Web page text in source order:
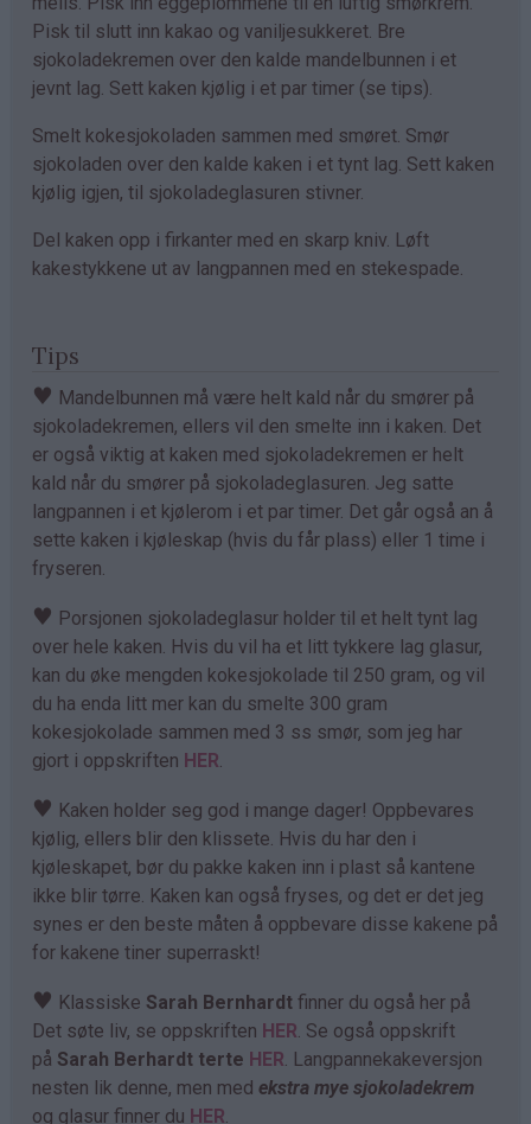
Pisk til slutt inn kakao og vaniljesukkeret. Bre
sjokoladekremen over den kalde mandelbunnen i et
jevnt lag. Sett kaken kjølig i et par timer (se tips).
Smelt kokesjokoladen sammen med smøret. Smør
sjokoladen over den kalde kaken i et tynt lag. Sett kaken
kjølig igjen, til sjokoladeglasuren stivner.
Del kaken opp i firkanter med en skarp kniv. Løft
kakestykkene ut av langpannen med en stekespade.
Tips
♥ Mandelbunnen må være helt kald når du smører på
sjokoladekremen, ellers vil den smelte inn i kaken. Det
er også viktig at kaken med sjokoladekremen er helt
kald når du smører på sjokoladeglasuren. Jeg satte
langpannen i et kjølerom i et par timer. Det går også an å
sette kaken i kjøleskap (hvis du får plass) eller 1 time i
fryseren.
♥ Porsjonen sjokoladeglasur holder til et helt tynt lag
over hele kaken. Hvis du vil ha et litt tykkere lag glasur,
kan du øke mengden kokesjokolade til 250 gram, og vil
du ha enda litt mer kan du smelte 300 gram
kokesjokolade sammen med 3 ss smør, som jeg har
gjort i oppskriften HER
♥ Kaken holder seg god i mange dager! Oppbevares
kjølig, ellers blir den klissete. Hvis du har den i
kjøleskapet, bør du pakke kaken inn i plast så kantene
ikke blir tørre. Kaken kan også fryses, og det er det jeg
synes er den beste måten å oppbevare disse kakene på
for kakene tiner superraskt!
♥ Klassiske Sarah Bernhardt finner du også her på
Det søte liv, se oppskriften HER . Se også oppskrift
på Sarah Berhardt terte HER . Langpannekakeversjon
nesten lik denne, men med ekstra mye sjokoladekrem
og glasur finner du HER